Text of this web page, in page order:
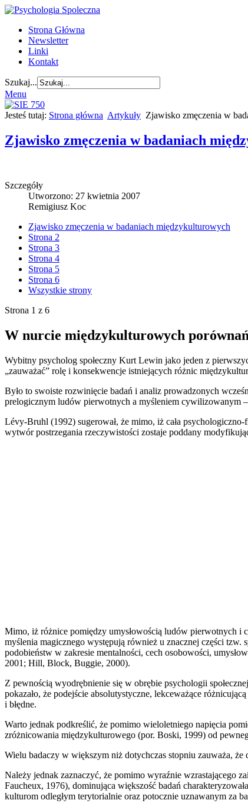
Strona Główna
Newsletter
Linki
Kontakt
Szukaj...
Menu
Jesteś tutaj: Strona główna Artykuły Zjawisko zmęczenia w
Zjawisko zmęczenia w badaniach
Szczegóły
Utworzono: 27 kwietnia 2007
Remigiusz Koc
Zjawisko zmęczenia w badaniach międzykulturowych
Strona 2
Strona 3
Strona 4
Strona 5
Strona 6
Wszystkie strony
Strona 1 z 6
W nurcie międzykulturowych
Wybitny psycholog społeczny Kurt Lewin jako jeden z
„zauważać” rolę i konsekwencje istniejących różnic
Było to swoiste rozwinięcie badań i analiz prowadzonych
prelogicznym ludów pierwotnych a myśleniem cywilizowanym
Lévy-Bruhl (1992) sugerował, że mimo, iż cała
wytwór postrzegania rzeczywistości zostaje poddany
Mimo, iż różnice pomiędzy umysłowością ludów pierwotnych i
myślenia magicznego występują również u znacznej części
podobieństw w zakresie mentalności, cech osobowości,
2001; Hill, Block, Buggie, 2000).
Z pewnością wyodrębnienie się w obrębie psychologii
pokazało, że podejście absolutystyczne, lekceważące
i błędne.
Warto jednak podkreślić, że pomimo wieloletniego napięcia
zróżnicowania międzykulturowego (por. Boski, 1999) od
Wielu badaczy w większym niż dotychczas stopniu zauważa,
Należy jednak zaznaczyć, że pomimo wyraźnie wzrastającego
Faucheux, 1976), dominująca większość badań
kulturom odległym terytorialnie oraz potocznie uznawanym za